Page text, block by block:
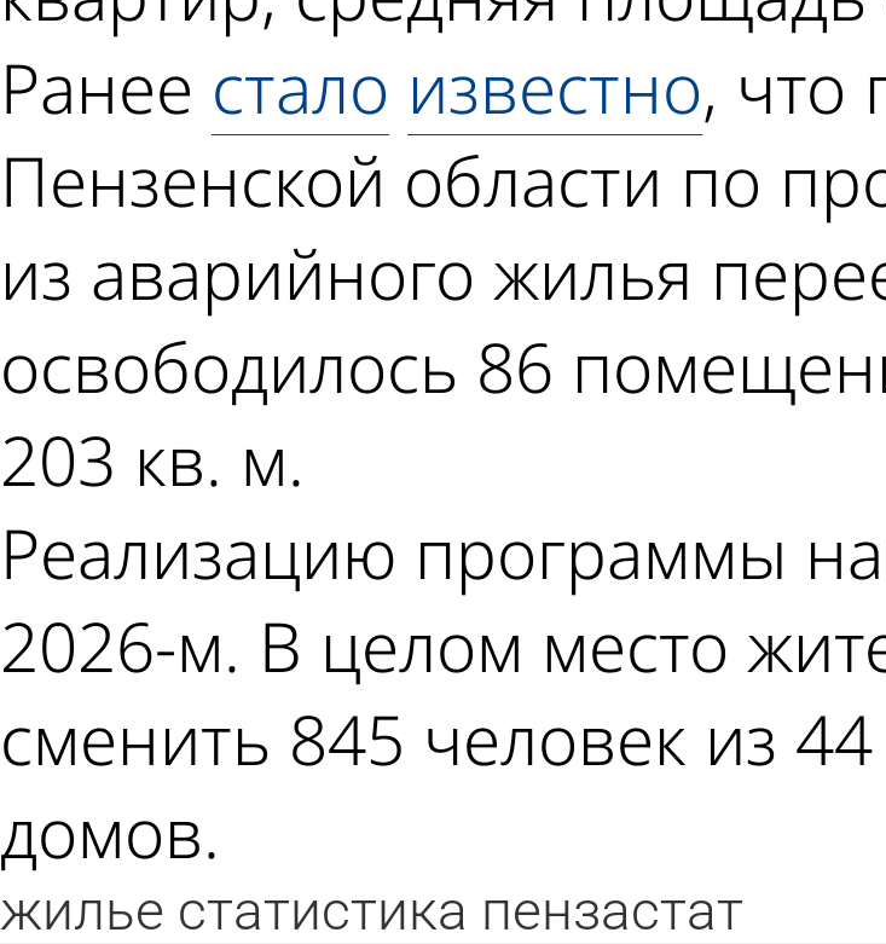
Ранее стало известно, что
Пензенской области по
из аварийного жилья
освободилось 86
203 кв. м.
Реализацию программы
2026-м. В целом место
сменить 845 человек из
домов.
жилье статистика пензастат